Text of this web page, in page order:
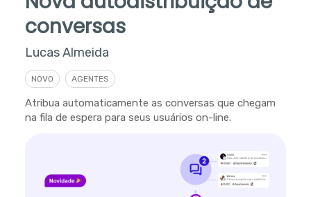
conversas
Lucas Almeida
NOVO AGENTES
Atribua automaticamente as conversas que chegam
na fila de espera para seus usuários on-line.